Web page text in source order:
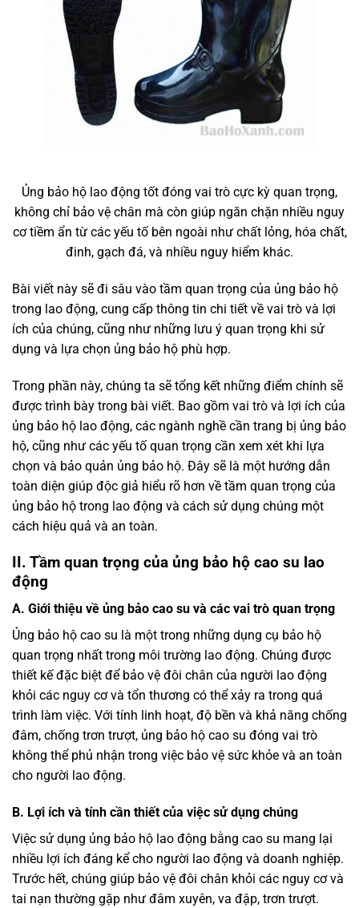
Ủng bảo hộ lao động tốt đóng vai trò cực kỳ quan trọng,
không chỉ bảo vệ chân mà còn giúp ngăn chặn nhiều nguy
cơ tiềm ẩn từ các yếu tố bên ngoài như chất lỏng, hóa chất,
đinh, gạch đá, và nhiều nguy hiểm khác.
Bài viết này sẽ đi sâu vào tầm quan trọng của ủng bảo hộ
trong lao động, cung cấp thông tin chi tiết về vai trò và lợi
ích của chúng, cũng như những lưu ý quan trọng khi sử
dụng và lựa chọn ủng bảo hộ phù hợp.
Trong phần này, chúng ta sẽ tổng kết những điểm chính sẽ
được trình bày trong bài viết. Bao gồm vai trò và lợi ích của
ủng bảo hộ lao động, các ngành nghề cần trang bị ủng bảo
hộ, cũng như các yếu tố quan trọng cần xem xét khi lựa
chọn và bảo quản ủng bảo hộ. Đây sẽ là một hướng dẫn
toàn diện giúp độc giả hiểu rõ hơn về tầm quan trọng của
ủng bảo hộ trong lao động và cách sử dụng chúng một
cách hiệu quả và an toàn.
II. Tầm quan trọng của ủng bảo hộ cao su lao
động
A. Giới thiệu về ủng bảo cao su và các vai trò quan trọng
Ủng bảo hộ cao su là một trong những dụng cụ bảo hộ
quan trọng nhất trong môi trường lao động. Chúng được
thiết kế đặc biệt để bảo vệ đôi chân của người lao động
khỏi các nguy cơ và tổn thương có thể xảy ra trong quá
trình làm việc. Với tính linh hoạt, độ bền và khả năng chống
đâm, chống trơn trượt, ủng bảo hộ cao su đóng vai trò
không thể phủ nhận trong việc bảo vệ sức khỏe và an toàn
cho người lao động.
B. Lợi ích và tính cần thiết của việc sử dụng chúng
Việc sử dụng ủng bảo hộ lao động bằng cao su mang lại
nhiều lợi ích đáng kể cho người lao động và doanh nghiệp.
Trước hết, chúng giúp bảo vệ đôi chân khỏi các nguy cơ và
tai nạn thường gặp như đâm xuyên, va đập, trơn trượt.